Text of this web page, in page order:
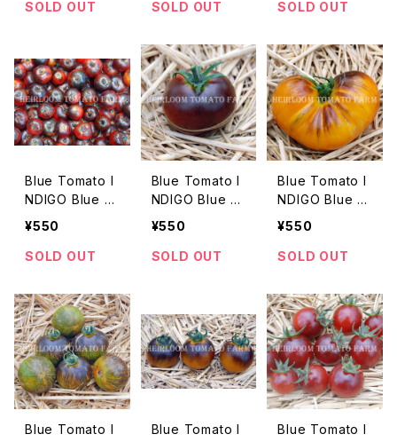
ルー・エンジェル
SOLD OUT
ブルー・バユー＊
SOLD OUT
ィゴ・ブルー・チ
5新品種
SOLD OUT
Blue Tomato I
NDIGO Blue D
awg ブルートマ
ルー・ドォーグ
¥550
SOLD OUT
Blue Tomato I
NDIGO Blue F
og ブルートマ
ルー・フォグ＊20
¥550
SOLD OUT
Blue Tomato I
NDIGO Blue G
old ブルートマ
ルー・ゴールド＊
¥550
SOLD OUT
Blue Tomato I
Blue Tomato I
Blue Tomato I